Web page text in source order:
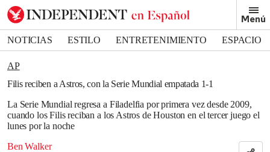
Menú
NOTICIAS ESTILO ENTRETENIMIENTO
ESPACIO
DEPORTES
AP
Filis reciben a Astros, con la Serie Mundial empatada 1-1
La Serie Mundial regresa a Filadelfia por primera vez desde 2009,
cuando los Filis reciban a los Astros de Houston en el tercer juego el
lunes por la noche
Ben Walker
Bookmark popover
Removed from bookmarks
Close popover